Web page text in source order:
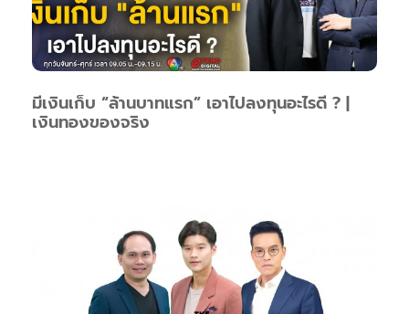
มีเงินเก็บ “ล้านบาทแรก” เอาไปลงทุนอะไรดี ? |
เงินทองของจริง